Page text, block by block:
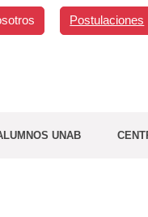
Postulaciones
UNAB